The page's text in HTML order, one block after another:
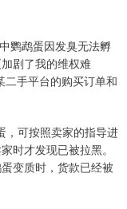
鹦鹉蛋因发臭无法孵
剧了我的维权难
二手平台的购买订单和
，可按照卖家的指导进
时才发现已被拉黑。
变质时，货款已经被